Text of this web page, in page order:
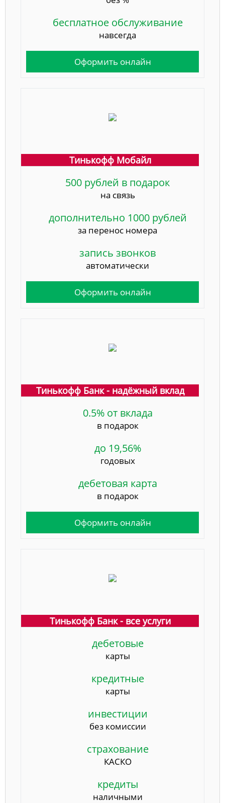
бесплатное обслуживание
навсегда
Оформить онлайн
Тинькофф Мобайл
500 рублей в подарок
на связь
дополнительно 1000 рублей
за перенос номера
запись звонков
автоматически
Оформить онлайн
Тинькофф Банк - надёжный вклад
0.5% от вклада
в подарок
до 19,56%
годовых
дебетовая карта
в подарок
Оформить онлайн
Тинькофф Банк - все услуги
дебетовые
карты
кредитные
карты
инвестиции
без комиссии
страхование
КАСКО
кредиты
наличными